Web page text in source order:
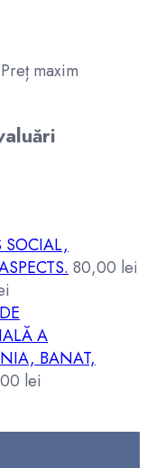
Preț maxim
SOCIAL,
80,00 lei
A
BANAT,
lei